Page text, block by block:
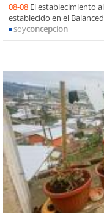
08-08 El establecimiento
establecido en el
soyconcepcion